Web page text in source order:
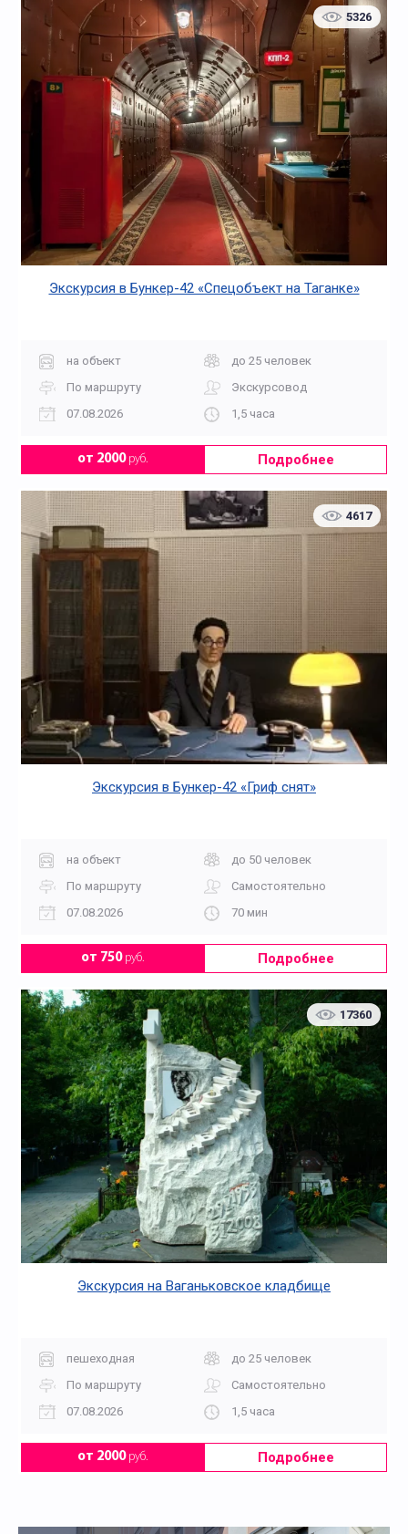
5326
Экскурсия в Бункер-42 «Спецобъект на Таганке»
на объект
до 25 человек
По маршруту
Экскурсовод
07.08.2026
1,5 часа
от 2000руб. Подробнее
4617
Экскурсия в Бункер-42 «Гриф снят»
на объект
до 50 человек
По маршруту
Самостоятельно
07.08.2026
70 мин
от 750руб. Подробнее
17360
Экскурсия на Ваганьковское кладбище
пешеходная
до 25 человек
По маршруту
Самостоятельно
07.08.2026
1,5 часа
от 2000руб. Подробнее